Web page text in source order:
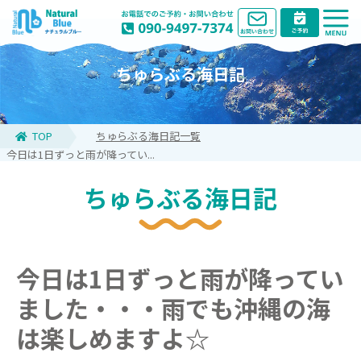
ちゅらぶる海日記
TOP
ちゅらぶる海日記一覧
今日は1日ずっと雨が降ってい...
ちゅらぶる海日記
今日は1日ずっと雨が降ってい
ました・・・雨でも沖縄の海
は楽しめますよ☆